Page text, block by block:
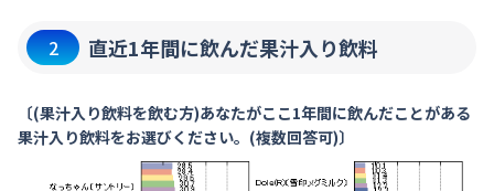
2 直近1年間に飲んだ果汁入り飲料
〔(果汁入り飲料を飲む方)あなたがここ1年間に飲んだことがある
果汁入り飲料をお選びください。(複数回答可)〕